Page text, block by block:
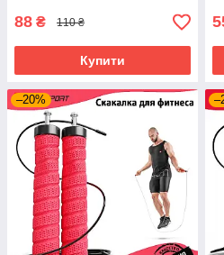
88 ₴ 110 ₴
Купити
–20%